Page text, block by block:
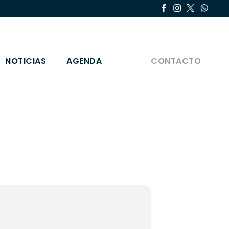
NOTICIAS AGENDA CONTACTO